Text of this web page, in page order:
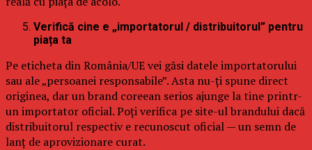
Verifică cine e „importatorul / distribuitorul” pentru
piața ta
Pe eticheta din România/UE vei găsi datele importatorului
sau ale „persoanei responsabile”. Asta nu-ți spune direct
originea, dar un brand coreean serios ajunge la tine printr-
un importator oficial. Poți verifica pe site-ul brandului dacă
distribuitorul respectiv e recunoscut oficial — un semn de
lanț de aprovizionare curat.